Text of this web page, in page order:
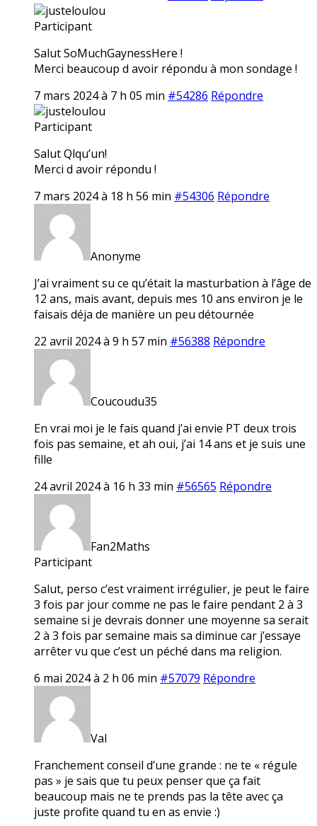
justeloulou
Participant
Salut SoMuchGaynessHere !
Merci beaucoup d avoir répondu à mon sondage !
7 mars 2024 à 7 h 05 min #54286 Répondre
justeloulou
Participant
Salut Qlqu’un!
Merci d avoir répondu !
7 mars 2024 à 18 h 56 min #54306 Répondre
Anonyme
J’ai vraiment su ce qu’était la masturbation à l’âge de
12 ans, mais avant, depuis mes 10 ans environ je le
faisais déja de manière un peu détournée
22 avril 2024 à 9 h 57 min #56388 Répondre
Coucoudu35
En vrai moi je le fais quand j’ai envie PT deux trois
fois pas semaine, et ah oui, j’ai 14 ans et je suis une
fille
24 avril 2024 à 16 h 33 min #56565 Répondre
Fan2Maths
Participant
Salut, perso c’est vraiment irrégulier, je peut le faire
3 fois par jour comme ne pas le faire pendant 2 à 3
semaine si je devrais donner une moyenne sa serait
2 à 3 fois par semaine mais sa diminue car j’essaye
arrêter vu que c’est un péché dans ma religion.
6 mai 2024 à 2 h 06 min #57079 Répondre
Val
Franchement conseil d’une grande : ne te « régule
pas » je sais que tu peux penser que ça fait
beaucoup mais ne te prends pas la tête avec ça
juste profite quand tu en as envie :)